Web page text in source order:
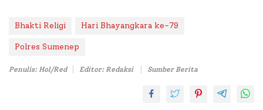
Bhakti Religi Hari Bhayangkara ke-79
Polres Sumenep
Penulis: Hol/Red Editor: Redaksi Sumber Berita